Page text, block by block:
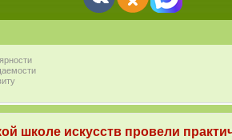
школе искусств провели